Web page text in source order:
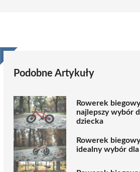
Podobne Artykuły
Rowerek
najlepszy wybór
dziecka
Rowerek
idealny wybór